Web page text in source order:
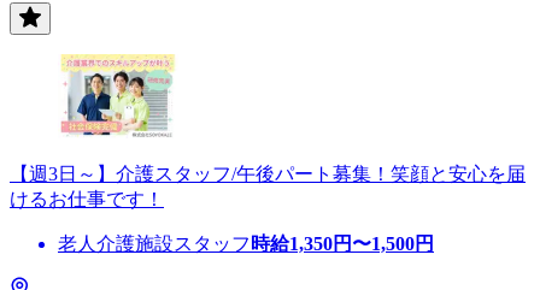
【週3日～】介護スタッフ/午後パート募集！笑顔と安心を届
けるお仕事です！
老人介護施設スタッフ 時給1,350円〜1,500円